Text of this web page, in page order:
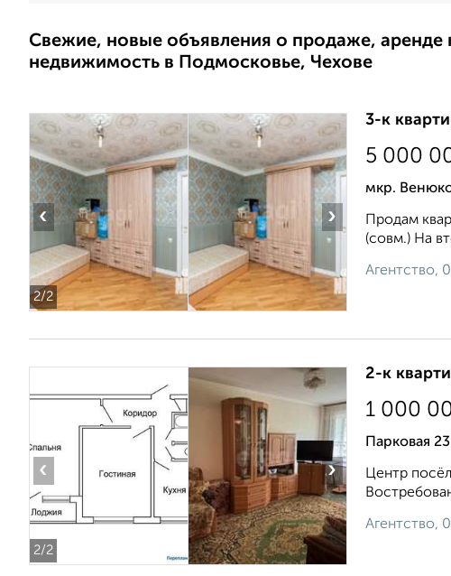
Свежие, новые объявления о продаже,
недвижимость в Подмосковье, Чехове
2/2
‹ ›
3-к
5 000
мкр.
Продам
(совм.) На
Агентство,
2/2
‹ ›
2-к
1 000
Парковая 23
Центр
Агентство,